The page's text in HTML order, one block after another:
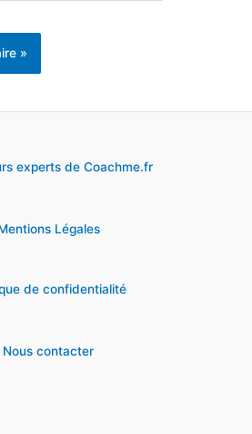
experts de Coachme.fr
Légales
de confidentialité
Nous contacter